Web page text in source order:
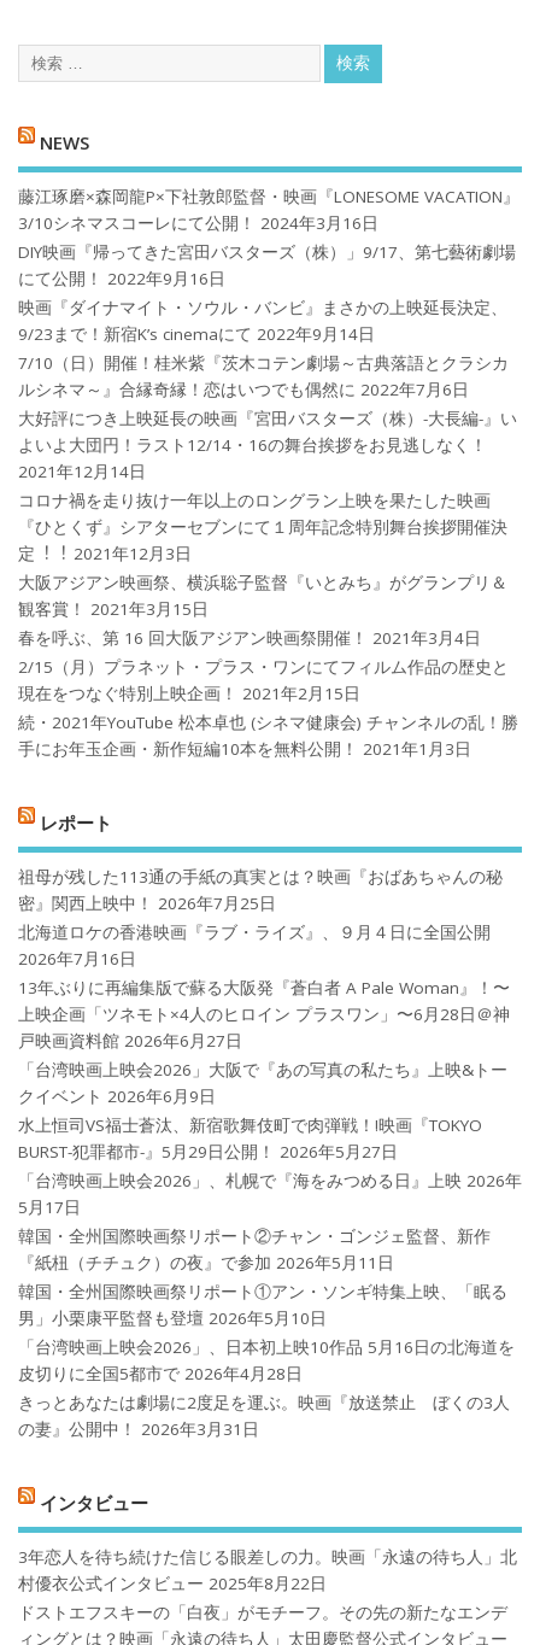
NEWS
藤江琢磨×森岡龍P×下社敦郎監督・映画『LONESOME VACATION』
3/10シネマスコーレにて公開！
2024年3月16日
DIY映画『帰ってきた宮田バスターズ（株）」9/17、第七藝術劇場
にて公開！
2022年9月16日
映画『ダイナマイト・ソウル・バンビ』まさかの上映延長決定、
9/23まで！新宿K’s cinemaにて 2022年9月14日
7/10（日）開催！桂米紫『茨木コテン劇場～古典落語とクラシカ
ルシネマ～』合縁奇縁！恋はいつでも偶然に 2022年7月6日
大好評につき上映延長の映画『宮田バスターズ（株）-大長編-』い
よいよ大団円！ラスト12/14・16の舞台挨拶をお見逃しなく！
2021年12月14日
コロナ禍を⾛り抜け⼀年以上のロングラン上映を果たした映画
『ひとくず』シアターセブンにて１周年記念特別舞台挨拶開催決
定︕︕ 2021年12月3日
大阪アジアン映画祭、横浜聡子監督『いとみち』がグランプリ＆
観客賞！
2021年3月15日
春を呼ぶ、第 16 回大阪アジアン映画祭開催！
2021年3月4日
2/15（月）プラネット・プラス・ワンにてフィルム作品の歴史と
現在をつなぐ特別上映企画！
2021年2月15日
続・2021年YouTube 松本卓也 (シネマ健康会) チャンネルの乱！勝
手にお年玉企画・新作短編10本を無料公開！
2021年1月3日
レポート
祖母が残した113通の手紙の真実とは？映画『おばあちゃんの秘
密』関西上映中！
2026年7月25日
北海道ロケの香港映画『ラブ・ライズ』、９月４日に全国公開
2026年7月16日
13年ぶりに再編集版で蘇る大阪発『蒼白者 A Pale Woman』！〜
上映企画「ツネモト×4人のヒロイン プラスワン」〜6月28日＠神
戸映画資料館 2026年6月27日
「台湾映画上映会2026」大阪で『あの写真の私たち』上映&トー
クイベント 2026年6月9日
水上恒司VS福士蒼汰、新宿歌舞伎町で肉弾戦！!映画『TOKYO
BURST-犯罪都市-』5月29日公開！
2026年5月27日
「台湾映画上映会2026」、札幌で『海をみつめる日』上映 2026年
5月17日
韓国・全州国際映画祭リポート②チャン・ゴンジェ監督、新作
『紙杻（チチュク）の夜』で参加 2026年5月11日
韓国・全州国際映画祭リポート①アン・ソンギ特集上映、「眠る
男」小栗康平監督も登壇 2026年5月10日
「台湾映画上映会2026」、日本初上映10作品 5月16日の北海道を
皮切りに全国5都市で 2026年4月28日
きっとあなたは劇場に2度足を運ぶ。映画『放送禁止 ぼくの3人
の妻』公開中！
2026年3月31日
インタビュー
3年恋人を待ち続けた信じる眼差しの力。映画「永遠の待ち人」北
村優衣公式インタビュー 2025年8月22日
ドストエフスキーの「白夜」がモチーフ。その先の新たなエンデ
ィングとは？映画「永遠の待ち人」太田慶監督公式インタビュー